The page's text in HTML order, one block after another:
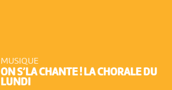
MUSIQUE
ON S’LA CHANTE ! LA CHORALE DU
LUNDI